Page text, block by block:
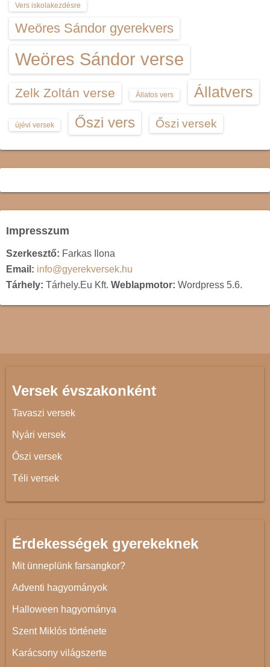
Vers iskolakezdésre
Weöres Sándor gyerekvers
Weöres Sándor verse
Zelk Zoltán verse Állatos vers Állatvers
újévi versek Őszi vers Őszi versek
Impresszum
Szerkesztő: Farkas Ilona
Email: info@gyerekversek.hu
Tárhely: Tárhely.Eu Kft. Weblapmotor: Wordpress 5.6.
Versek évszakonként
Tavaszi versek
Nyári versek
Őszi versek
Téli versek
Érdekességek gyerekeknek
Mit ünneplünk farsangkor?
Adventi hagyományok
Halloween hagyománya
Szent Miklós története
Karácsony világszerte